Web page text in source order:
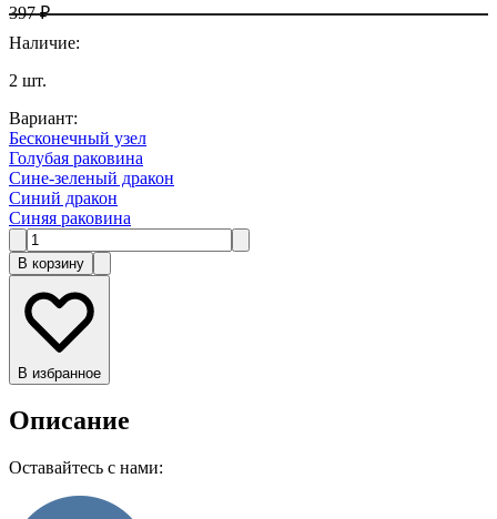
397 ₽
Наличие:
2 шт.
Вариант:
Бесконечный узел
Голубая раковина
Сине-зеленый дракон
Синий дракон
Синяя раковина
В корзину
В избранное
Описание
Оставайтесь с нами: